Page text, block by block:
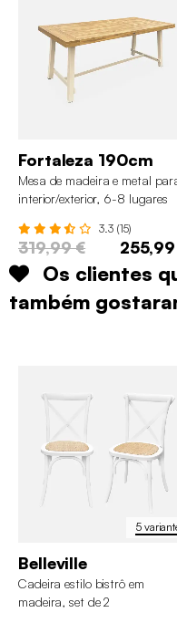
Fortaleza 190cm
Mesa de madeira e metal
interior/exterior, 6-8 lugares
3.3 (15)
319,99 €
Os clientes
também
5
Belleville
Cadeira estilo bistrô em
madeira, set de 2